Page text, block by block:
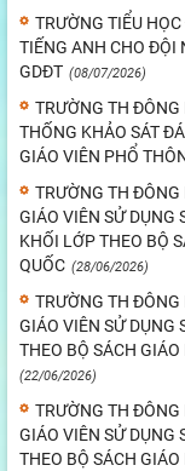
TRƯỜNG TIỂU
TIẾNG ANH CHO ĐỘI
GDĐT (08/07/2026)
TRƯỜNG TH ĐÔNG
THỐNG KHẢO SÁT
GIÁO VIÊN PHỔ
TRƯỜNG TH ĐÔNG
GIÁO VIÊN SỬ DỤNG
KHỐI LỚP THEO BỘ
QUỐC (28/06/2026)
TRƯỜNG TH ĐÔNG
GIÁO VIÊN SỬ DỤNG
THEO BỘ SÁCH
(22/06/2026)
TRƯỜNG TH ĐÔNG
GIÁO VIÊN SỬ DỤNG
THEO BỘ SÁCH